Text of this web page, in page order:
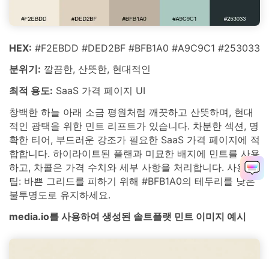
HEX: #F2EBDD #DED2BF #BFB1A0 #A9C9C1 #253033
분위기: 깔끔한, 산뜻한, 현대적인
최적 용도: SaaS 가격 페이지 UI
창백한 하늘 아래 소금 평원처럼 깨끗하고 산뜻하며, 현대
적인 광택을 위한 민트 리프트가 있습니다. 차분한 섹션, 명
확한 티어, 부드러운 강조가 필요한 SaaS 가격 페이지에 적
합합니다. 하이라이트된 플랜과 미묘한 배지에 민트를 사용
하고, 차콜은 가격 수치와 세부 사항을 처리합니다. 사용
팁: 바쁜 그리드를 피하기 위해 #BFB1A0의 테두리를 낮은
불투명도로 유지하세요.
media.io를 사용하여 생성된 솔트플랫 민트 이미지 예시